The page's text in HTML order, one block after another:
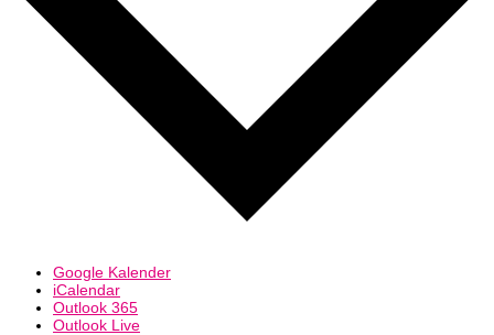
Google Kalender
iCalendar
Outlook 365
Outlook Live